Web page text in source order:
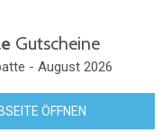
Gutscheine
- August 2026
ÖFFNEN